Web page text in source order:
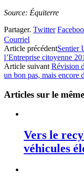
Source: Équiterre
Partager. Twitter
Courriel
Article précédentSentier
l’Entreprise citoyenne
Article suivant Révision
un bon pas, mais encore
Articles sur le
Vers le
véhicules